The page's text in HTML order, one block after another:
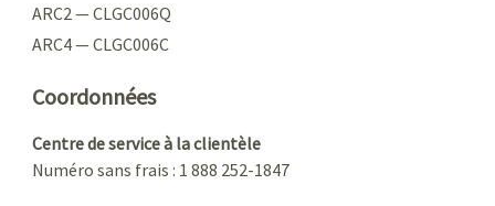
ARC2 — CLGC006Q
ARC4 — CLGC006C
Coordonnées
Centre de service à la clientèle
Numéro sans frais : 1 888 252-1847